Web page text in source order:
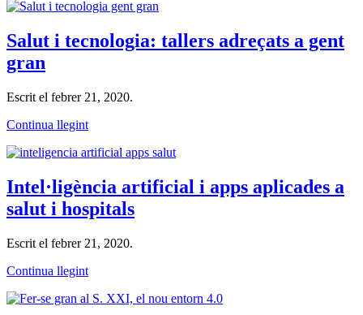
Salut i tecnologia: tallers adreçats a gent
gran
Escrit el febrer 21, 2020.
Continua llegint
Intel·ligència artificial i apps aplicades a
salut i hospitals
Escrit el febrer 21, 2020.
Continua llegint